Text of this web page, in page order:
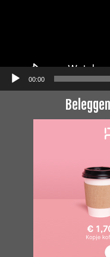
00:00